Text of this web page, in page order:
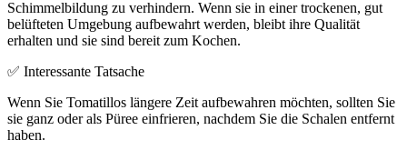
Schimmelbildung zu verhindern. Wenn sie in einer trockenen, gut
belüfteten Umgebung aufbewahrt werden, bleibt ihre Qualität
erhalten und sie sind bereit zum Kochen.
✅ Interessante Tatsache
Wenn Sie Tomatillos längere Zeit aufbewahren möchten, sollten Sie
sie ganz oder als Püree einfrieren, nachdem Sie die Schalen entfernt
haben.